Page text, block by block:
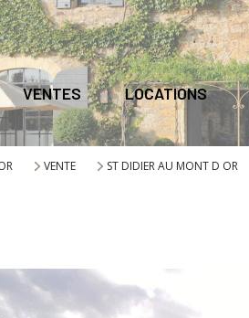
VENTES LOCATIONS
VENTE ST DIDIER AU MONT D OR